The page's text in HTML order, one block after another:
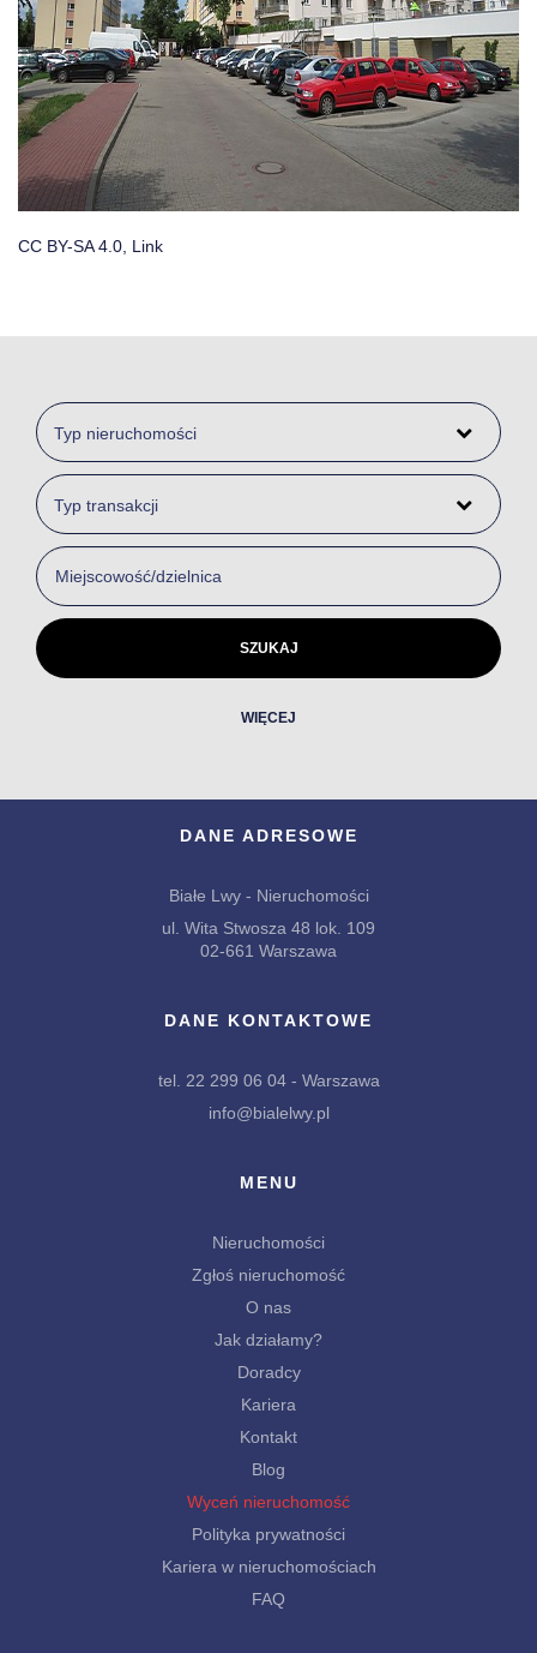
CC BY-SA 4.0 Link
Typ nieruchomości
Typ transakcji
WIĘCEJ
DANE ADRESOWE
Białe Lwy - Nieruchomości
ul. Wita Stwosza 48 lok. 109
02-661 Warszawa
DANE KONTAKTOWE
tel. 22 299 06 04 - Warszawa
info@bialelwy.pl
MENU
Nieruchomości
Zgłoś nieruchomość
O nas
Jak działamy?
Doradcy
Kariera
Kontakt
Blog
Wyceń nieruchomość
Polityka prywatności
Kariera w nieruchomościach
FAQ